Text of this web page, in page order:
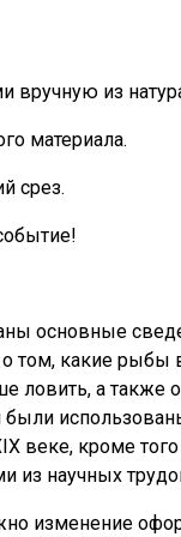
вручную из
материала.
срез.
основные
том, какие рыбы
ловить, а также
были
веке, кроме
из научных
изменение